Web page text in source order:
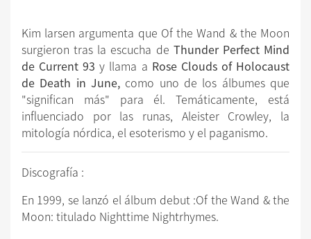
Kim larsen argumenta que Of the Wand & the Moon
surgieron tras la escucha de Thunder Perfect Mind
de Current 93 y llama a Rose Clouds of Holocaust
de Death in June, como uno de los álbumes que
"significan más" para él. Temáticamente, está
influenciado por las runas, Aleister Crowley, la
mitología nórdica, el esoterismo y el paganismo.
Discografía :
En 1999, se lanzó el álbum debut :Of the Wand & the
Moon: titulado Nighttime Nightrhymes.